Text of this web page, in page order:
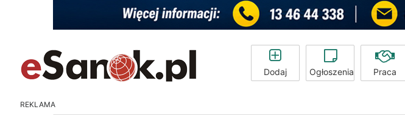
Dodaj Ogłoszenia Praca
REKLAMA